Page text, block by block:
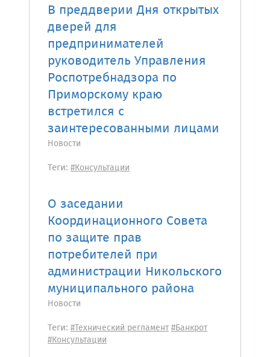
В преддверии Дня открытых
дверей для
предпринимателей
руководитель Управления
Роспотребнадзора по
Приморскому краю
встретился с
заинтересованными лицами
Новости
Теги: #Консультации
О заседании
Координационного Совета
по защите прав
потребителей при
администрации Никольского
муниципального района
Новости
Теги: #Технический регламент#Банкрот
#Консультации